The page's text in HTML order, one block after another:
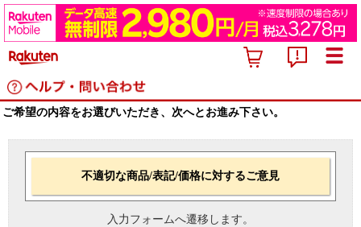
ご希望の内容をお選びいただき、次へとお進み下さい。
不適切な商品/表記/価格に対するご意見
入力フォームへ遷移します。